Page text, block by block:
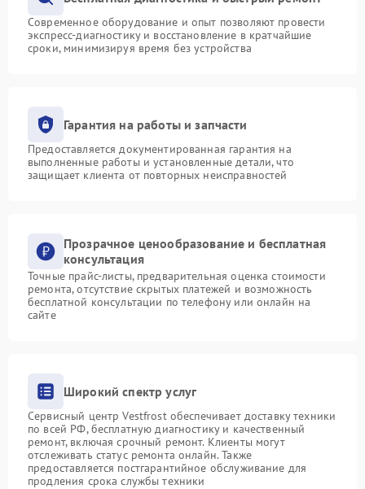
Современное оборудование и опыт позволяют провести
экспресс-диагностику и восстановление в кратчайшие
сроки, минимизируя время без устройства
Гарантия на работы и запчасти
Предоставляется документированная гарантия на
выполненные работы и установленные детали, что
защищает клиента от повторных неисправностей
Прозрачное ценообразование и бесплатная
консультация
Точные прайс-листы, предварительная оценка стоимости
ремонта, отсутствие скрытых платежей и возможность
бесплатной консультации по телефону или онлайн на
сайте
Широкий спектр услуг
Сервисный центр Vestfrost обеспечивает доставку техники
по всей РФ, бесплатную диагностику и качественный
ремонт, включая срочный ремонт. Клиенты могут
отслеживать статус ремонта онлайн. Также
предоставляется постгарантийное обслуживание для
продления срока службы техники